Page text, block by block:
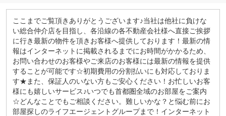
ここまでご覧頂きありがとうございます♪当社は他社に負けな
い総合仲介店を目指し、各沿線の各不動産会社様へ直接ご挨拶
に行き最新の物件を頂きお客様へ提供しております！最新の情
報はインターネットに掲載されるまでにお時間がかかるため、
お問い合わせのお客様やご来店のお客様には最新の情報を提供
することが可能です☆初期費用の分割払いにも対応しておりま
す★また、保証人のいない方もご安心ください！お忙しいお客
様にも嬉しいサービス♪いつでも首都圏全域のお部屋をご案内
☆どんなことでもご相談ください。難しいかな？と悩む前にお
部屋探しのライフエージェントグループまで！インターネット